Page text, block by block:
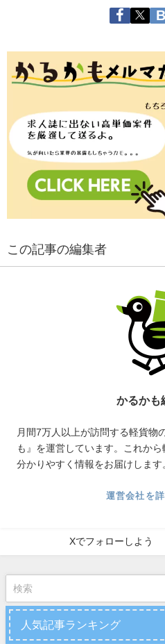
この記事の編集者
かるかも
月間7万人以上が訪問する軽貨物
も』を運営しています。これか
分かりやすく情報をお届けします
運営会社を
Xでフォローしよう
人気記事ランキング